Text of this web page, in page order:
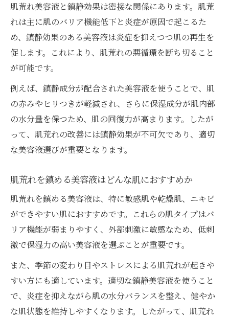
肌荒れ美容液と鎮静効果は密接な関係にあります。肌荒
れは主に肌のバリア機能低下と炎症が原因で起こるた
め、鎮静効果のある美容液は炎症を抑えつつ肌の再生を
促します。これにより、肌荒れの悪循環を断ち切ること
が可能です。
例えば、鎮静成分が配合された美容液を使うことで、肌
の赤みやヒリつきが軽減され、さらに保湿成分が肌内部
の水分量を保つため、肌の回復力が高まります。したが
って、肌荒れの改善には鎮静効果が不可欠であり、適切
な美容液選びが重要となります。
肌荒れを鎮める美容液はどんな肌におすすめか
肌荒れを鎮める美容液は、特に敏感肌や乾燥肌、ニキビ
ができやすい肌におすすめです。これらの肌タイプはバ
リア機能が弱まりやすく、外部刺激に敏感なため、低刺
激で保湿力の高い美容液を選ぶことが重要です。
また、季節の変わり目やストレスによる肌荒れが起きや
すい方にも適しています。適切な鎮静美容液を使うこと
で、炎症を抑えながら肌の水分バランスを整え、健やか
な肌状態を維持しやすくなります。したがって、肌荒れ